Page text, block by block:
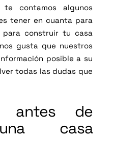
te contamos algunos
tener en cuanta para
para construir tu casa
gusta que nuestros
posible a su
todas las dudas que
antes de
casa